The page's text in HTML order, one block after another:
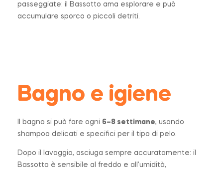
passeggiate: il Bassotto ama esplorare e può
accumulare sporco o piccoli detriti.
Bagno e igiene
Il bagno si può fare ogni 6–8 settimane, usando
shampoo delicati e specifici per il tipo di pelo.
Dopo il lavaggio, asciuga sempre accuratamente: il
Bassotto è sensibile al freddo e all’umidità,